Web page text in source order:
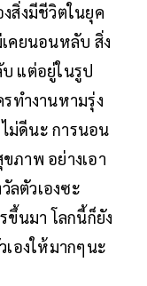
สิ่งมีชีวิตในยุค
คยนอนหลับ สิ่ง
แต่อยู่ในรูป
ทำงานหามรุ่ง
ม่ดีนะ การนอน
ภาพ อย่างเอา
ลตัวเองซะ
ขึ้นมา โลกนี้ก็ยัง
เองให้มากๆนะ